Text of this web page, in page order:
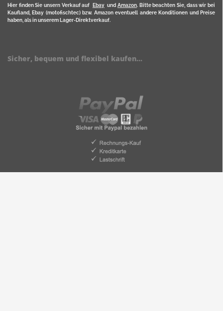
Hier finden Sie unsern Verkauf auf Ebayund Amazon. Bitte beachten Sie, dass wir bei
Kaufland, Ebay (motofischtec) bzw. Amazon eventuell andere Konditionen und Preise
haben, als in unserem Lager-Direktverkauf.
Sicher, bequem und flexibel kaufen...